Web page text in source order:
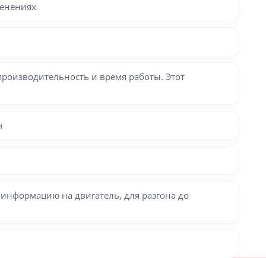
и время работы. Этот
на двигатель, для разгона до